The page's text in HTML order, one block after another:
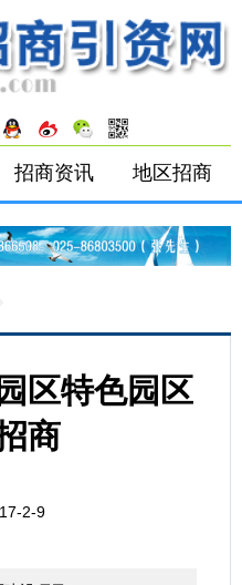
招商资讯 地区招商
区特色园区
商
2-9